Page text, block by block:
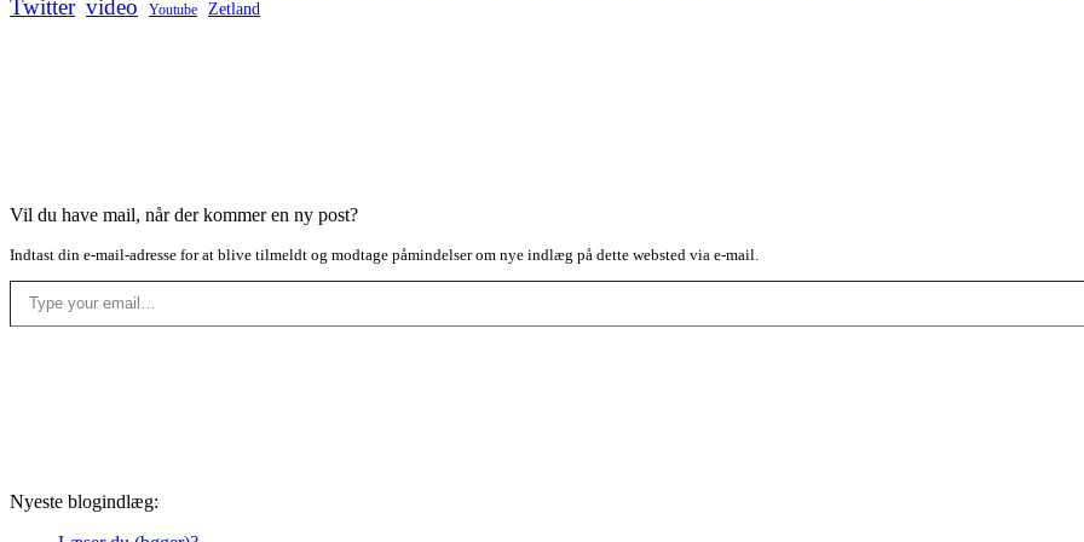
Twitter video Youtube Zetland
Vil du have mail, når der kommer en ny post?
Indtast din e-mail-adresse for at blive tilmeldt og modtage påmindelser om nye indlæg på dette websted via e-mail.
Type your email…
Nyeste blogindlæg: